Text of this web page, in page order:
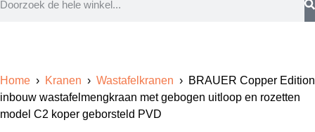
Home › Kranen › Wastafelkranen › BRAUER Copper Edition
inbouw wastafelmengkraan met gebogen uitloop en rozetten
model C2 koper geborsteld PVD